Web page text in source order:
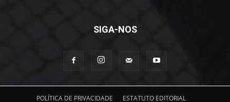
SIGA-NOS
POLÍTICA DE PRIVACIDADE ESTATUTO EDITORIAL